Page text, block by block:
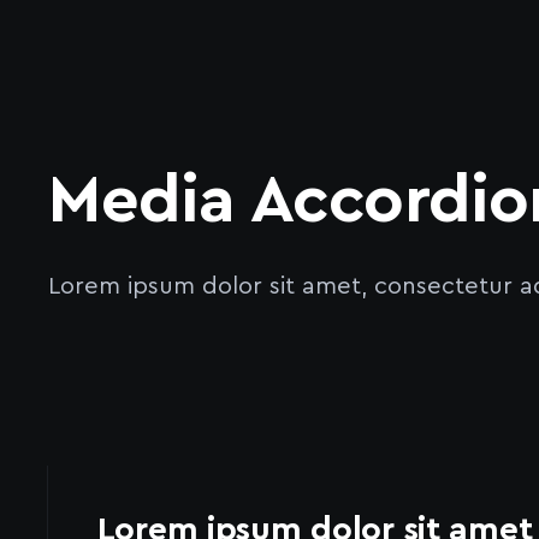
Media
Lorem ipsum dolor sit amet, consectetur
Lorem ipsum dolor sit amet